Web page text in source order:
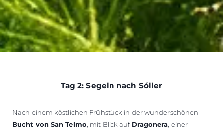
Tag 2: Segeln nach Sóller
Nach einem köstlichen Frühstück in der wunderschönen
Bucht von San Telmo , mit Blick auf Dragonera , einer